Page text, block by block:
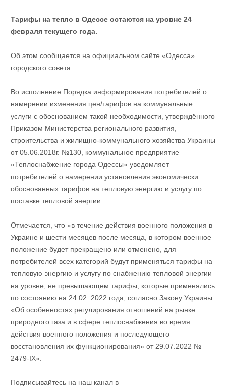
Тарифы на тепло в Одессе остаются на уровне 24
февраля текущего года.
Об этом сообщается на официальном сайте «Одесса»
городского совета.
Во исполнение Порядка информирования потребителей о
намерении изменения цен/тарифов на коммунальные
услуги с обоснованием такой необходимости, утверждённого
Приказом Министерства регионального развития,
строительства и жилищно-коммунального хозяйства Украины
от 05.06.2018г. №130, коммунальное предприятие
«Теплоснабжение города Одессы» уведомляет
потребителей о намерении установления экономически
обоснованных тарифов на тепловую энергию и услугу по
поставке тепловой энергии.
Отмечается, что «в течение действия военного положения в
Украине и шести месяцев после месяца, в котором военное
положение будет прекращено или отменено, для
потребителей всех категорий будут применяться тарифы на
тепловую энергию и услугу по снабжению тепловой энергии
на уровне, не превышающем тарифы, которые применялись
по состоянию на 24.02. 2022 года, согласно Закону Украины
«Об особенностях регулирования отношений на рынке
природного газа и в сфере теплоснабжения во время
действия военного положения и последующего
восстановления их функционирования» от 29.07.2022 №
2479-IX».
Подписывайтесь на наш канал в